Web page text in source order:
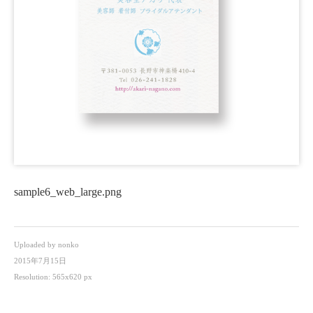
sample6_web_large.png
Uploaded by nonko
2015年7月15日
Resolution: 565x620 px